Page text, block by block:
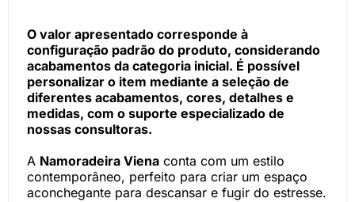
O valor apresentado corresponde à
configuração padrão do produto, considerando
acabamentos da categoria inicial. É possível
personalizar o item mediante a seleção de
diferentes acabamentos, cores, detalhes e
medidas, com o suporte especializado de
nossas consultoras.
A Namoradeira Viena conta com um estilo
contemporâneo, perfeito para criar um espaço
aconchegante para descansar e fugir do estresse.